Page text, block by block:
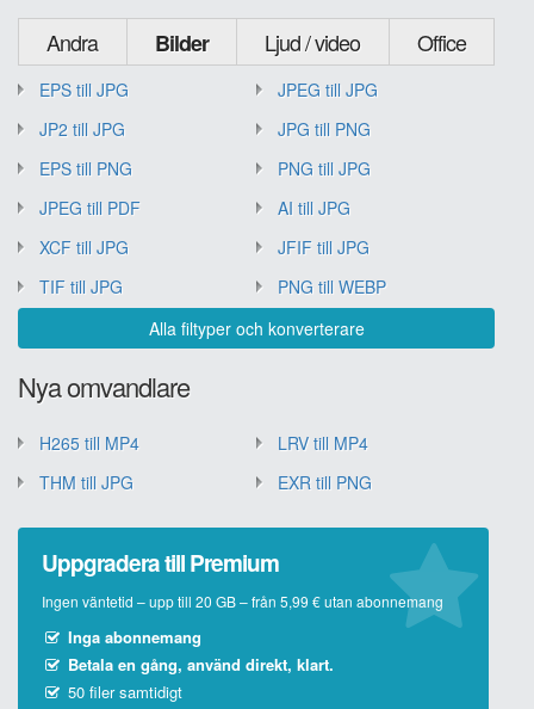
Andra Bilder Ljud / video Office
EPS till JPG
JPEG till JPG
JP2 till JPG
JPG till PNG
EPS till PNG
PNG till JPG
JPEG till PDF
AI till JPG
XCF till JPG
JFIF till JPG
TIF till JPG
PNG till WEBP
Alla filtyper och konverterare
Nya omvandlare
H265 till MP4
LRV till MP4
THM till JPG
EXR till PNG
Uppgradera till Premium
Ingen väntetid – upp till 20 GB – från 5,99 € utan abonnemang
Inga abonnemang
Betala en gång, använd direkt, klart.
50 filer samtidigt